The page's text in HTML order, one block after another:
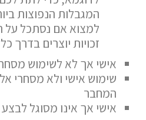
המגבלות הנפוצות
למצוא אם נסתכל על
זכויות יוצרים בדרך
אישי אך לא לשימוש
שימוש אישי ולא מסחרי
המחבר
אישי אך אינו מסוגל לבצע